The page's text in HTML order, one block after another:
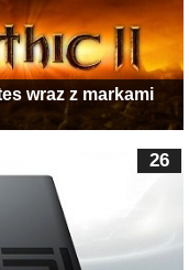
wraz z markami
26